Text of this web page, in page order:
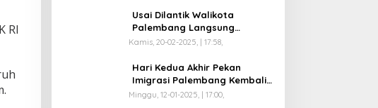
RI
Usai Dilantik Walikota
Palembang Langsung
Mengikuti Retreat di
Kamis, 20-02-2025, | 17:58,
Hari Kedua Akhir Pekan
Imigrasi Palembang Kembali
Dilayani
Minggu, 12-01-2025, | 17:00,